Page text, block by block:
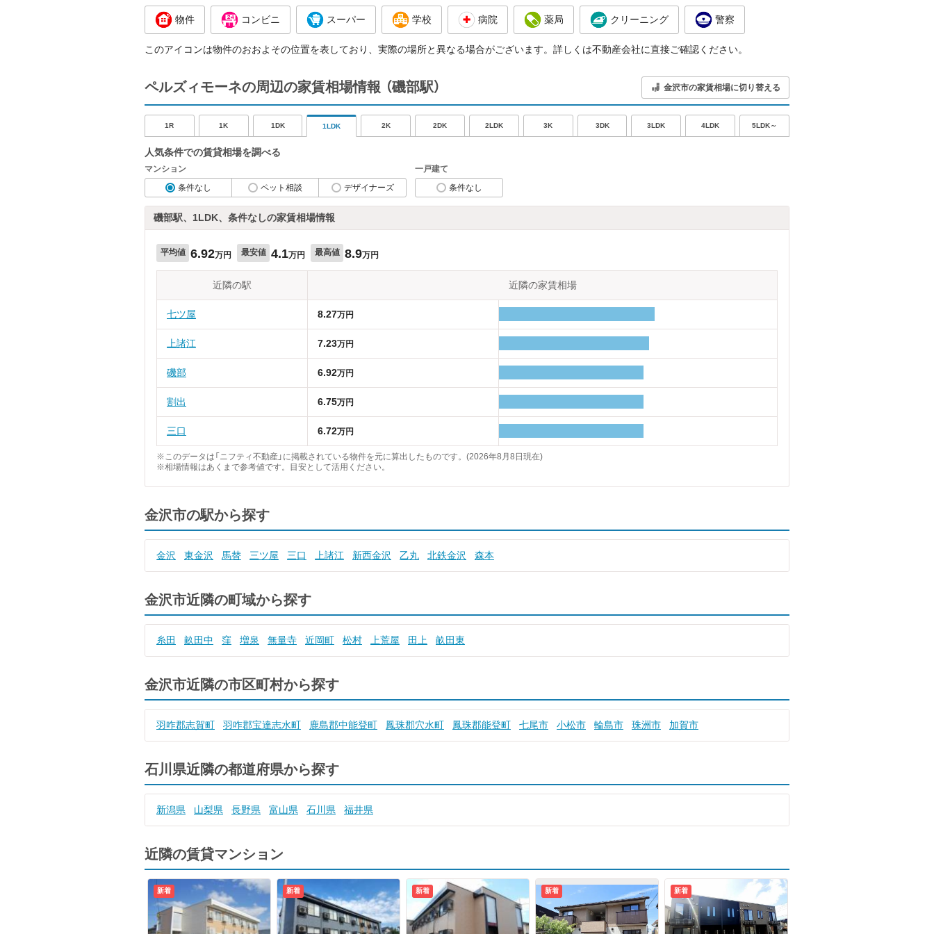
物件 コンビニ スーパー 学校 病院 薬局 クリーニング 警察
このアイコンは物件のおおよその位置を表しており、実際の場所と異なる場合がございます。詳しくは不動産会社に直接ご確認ください。
ペルズィモーネの周辺の家賃相場情報 （磯部駅） 金沢市の家賃相場に切り替える
1R 1K 1DK 1LDK 2K 2DK 2LDK 3K 3DK 3LDK 4LDK 5LDK～
人気条件での賃貸相場を調べる
マンション
条件なし
ペット相談 デザイナーズ
一戸建て
条件なし
磯部駅、1LDK、条件なしの家賃相場情報
平均値 6.92万円 最安値 4.1万円 最高値 8.9万円
近隣の駅 近隣の家賃相場
七ツ屋 8.27万円
上諸江 7.23万円
磯部 6.92万円
割出 6.75万円
三口 6.72万円
※このデータは「ニフティ不動産」に掲載されている物件を元に算出したものです。(2026年8月8日現在)
※相場情報はあくまで参考値です。目安として活用ください。
金沢市の駅から探す
金沢 東金沢 馬替 三ツ屋 三口 上諸江 新西金沢 乙丸 北鉄金沢 森本
金沢市近隣の町域から探す
糸田 畝田中 窪 増泉 無量寺 近岡町 松村 上荒屋 田上 畝田東
金沢市近隣の市区町村から探す
羽咋郡志賀町 羽咋郡宝達志水町 鹿島郡中能登町 鳳珠郡穴水町 鳳珠郡能登町 七尾市 小松市 輪島市 珠洲市 加賀市
石川県近隣の都道府県から探す
新潟県 山梨県 長野県 富山県 石川県 福井県
近隣の賃貸マンション
新着 新着 新着 新着 新着